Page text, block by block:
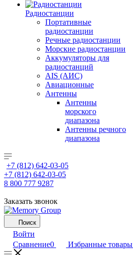
Радиостанции
Портативные
радиостанции
Речные радиостанции
Морские радиостанции
Аккумуляторы для
радиостанций
AIS (АИС)
Авиационные
Антенны
Антенны
морского
диапазона
Антенны речного
диапазона
+7 (812) 642-03-05
+7 (812) 642-03-05
8 800 777 9287
Заказать звонок
Поиск
Войти
Сравнение0 Избранные товары